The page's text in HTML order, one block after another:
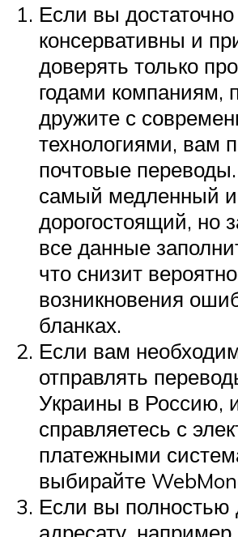
Если вы достаточно
консервативны и
доверять только
годами компаниям,
дружите с
технологиями, вам
почтовые
самый медленный и
дорогостоящий, но
все данные
что снизит
возникновения
бланках.
Если вам
отправлять
Украины в Россию,
справляетесь с
платежными
выбирайте
Если вы полностью